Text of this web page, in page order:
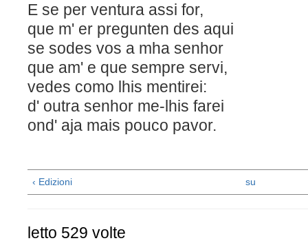
E se per ventura assi for,
que m' er pregunten des aqui
se sodes vos a mha senhor
que am' e que sempre
vedes como lhis mentirei:
d' outra senhor me-lhis farei
ond' aja mais pouco pavor.
‹ Edizioni su
letto 529 volte